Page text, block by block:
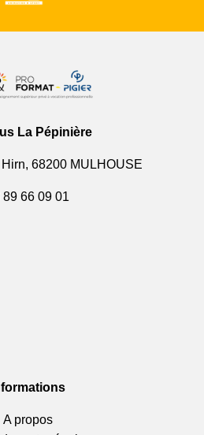
La Pépinière
68200 MULHOUSE
89 66 09 01
A propos